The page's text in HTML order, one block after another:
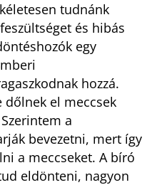
tudnánk
és hibás
egy
hozzá.
dőlnek el meccsek
a
bevezetni, mert így
a meccseket. A bíró
eldönteni, nagyon